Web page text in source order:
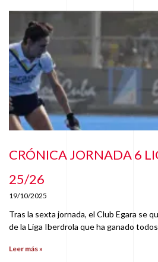
CRÓNICA JORNADA 6
25/26
19/10/2025
Tras la sexta jornada, el Club Egara se
de la Liga Iberdrola que ha ganado
Leer más »